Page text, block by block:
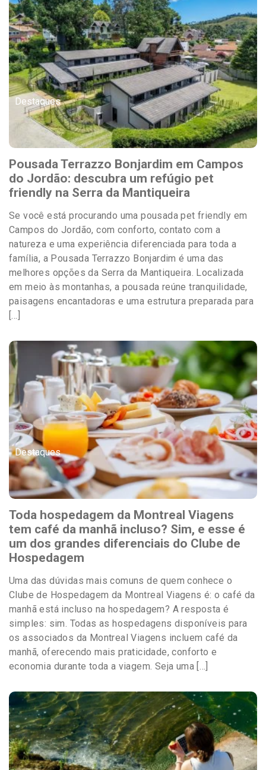
Destaques
Pousada Terrazzo Bonjardim em Campos
do Jordão: descubra um refúgio pet
friendly na Serra da Mantiqueira
Se você está procurando uma pousada pet friendly em
Campos do Jordão, com conforto, contato com a
natureza e uma experiência diferenciada para toda a
família, a Pousada Terrazzo Bonjardim é uma das
melhores opções da Serra da Mantiqueira. Localizada
em meio às montanhas, a pousada reúne tranquilidade,
paisagens encantadoras e uma estrutura preparada para
[…]
Destaques
Toda hospedagem da Montreal Viagens
tem café da manhã incluso? Sim, e esse é
um dos grandes diferenciais do Clube de
Hospedagem
Uma das dúvidas mais comuns de quem conhece o
Clube de Hospedagem da Montreal Viagens é: o café da
manhã está incluso na hospedagem? A resposta é
simples: sim. Todas as hospedagens disponíveis para
os associados da Montreal Viagens incluem café da
manhã, oferecendo mais praticidade, conforto e
economia durante toda a viagem. Seja uma […]